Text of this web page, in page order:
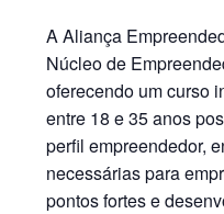
A Aliança
Núcleo de
oferecendo um curso
entre 18 e 35 anos
perfil empreendedor,
necessárias para
pontos fortes e